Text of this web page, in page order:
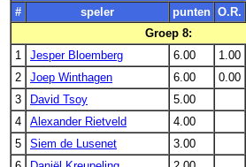
#
speler punten O.R.
Groep 8:
1
Jesper Bloemberg 6.00 1.00
2
Joep Winthagen 6.00 0.00
3
David Tsoy 5.00
4
Alexander Rietveld 4.00
5
Siem de Lusenet 3.00